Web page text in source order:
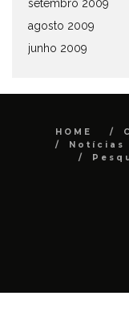
setembro 2009
agosto 2009
junho 2009
HOME
Notícias